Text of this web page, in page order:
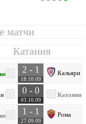
матчи
Катания
2 - 1
18.10.09
Кальяри
0 - 0
03.10.09
Катания
1 - 1
27.09.09
Рома